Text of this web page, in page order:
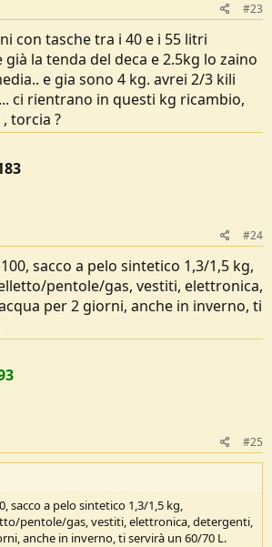
#23
con tasche tra i 40 e i 55 litri
già la tenda del deca e 2.5kg lo zaino
e gia sono 4 kg. avrei 2/3 kili
ci rientrano in questi kg ricambio,
torcia ?
#24
sacco a pelo sintetico 1,3/1,5 kg,
pentole/gas, vestiti, elettronica,
per 2 giorni, anche in inverno, ti
#25
sacco a pelo sintetico 1,3/1,5 kg,
pentole/gas, vestiti, elettronica, detergenti,
anche in inverno, ti servirà un 60/70 L.